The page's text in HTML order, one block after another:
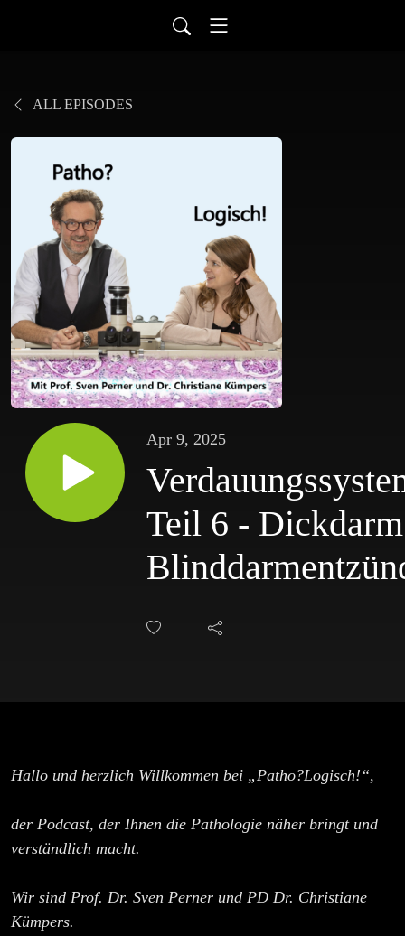
ALL EPISODES
Apr 9, 2025
Teil 6 -
Hallo und herzlich Willkommen bei „Patho?Logisch!“,
der Podcast, der Ihnen die Pathologie näher bringt und
verständlich macht.
Wir sind Prof. Dr. Sven Perner und PD Dr. Christiane
Kümpers.